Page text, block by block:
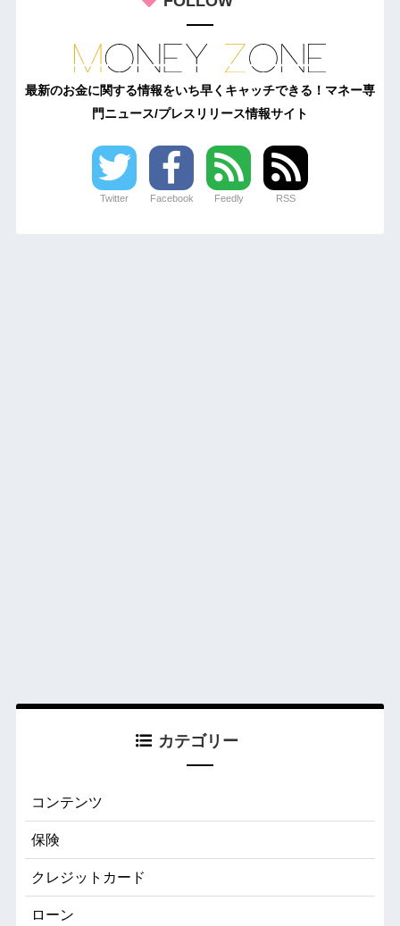
最新のお金に関する情報をいち早くキャッチできる！マネー専
門ニュース/プレスリリース情報サイト
Twitter Facebook Feedly RSS
カテゴリー
コンテンツ
保険
クレジットカード
ローン